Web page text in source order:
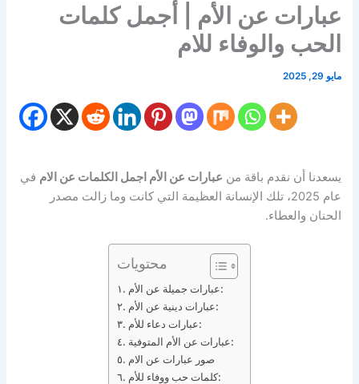
عبارات عن الأم | أجمل كلمات
الحب والوفاء للام
مايو 29, 2025
يسعدنا أن نقدم باقة من عبارات عن الأم اجمل الكلمات عن الام في
عام 2025، تلك الإنسانة العظيمة التي كانت وما زالت مصدر
الحنان والعطاء.
محتويات
عبارات جميلة عن الأم:
عبارات دينية عن الأم:
عبارات دعاء للأم:
عبارات عن الأم المتوفية:
صور عبارات عن الام
كلمات حب ووفاء للأم: